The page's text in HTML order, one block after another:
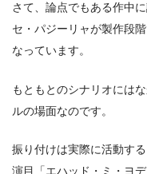
さて、論点でもある作中
セ・パジーリャが製作段
なっています。
もともとのシナリオには
ルの場面なのです。
振り付けは実際に活動す
演目「エハッド・ミ・ヨ